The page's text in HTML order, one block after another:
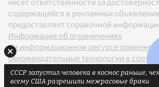
несет ответственности за
содержащейся в рекламных
предоставляет справочной
Информация об ограничениях
На информационном ресурсе
рекомендательные технологии в
Правилами
18+
СССР запустил человека в космос раньше,
всему США разрешили межрасовые браки